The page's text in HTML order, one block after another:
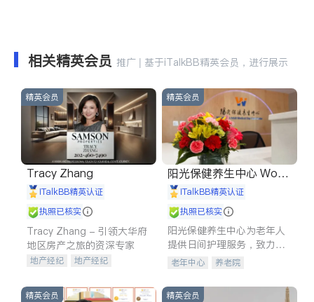
相关精英会员 推广 | 基于iTalkBB精英会员，进行展示
精英会员
Tracy Zhang
iTalkBB精英认证
执照已核实
Tracy Zhang - 引领大华府
地区房产之旅的资深专家
地产经纪
地产经纪
商铺租售
开发商建商
精英会员
阳光保健养生中心 World
shine
iTalkBB精英认证
执照已核实
阳光保健养生中心为老年人
提供日间护理服务，致力于
通过持续的护理创新来有效
老年中心 养老院
精英会员 精英会员